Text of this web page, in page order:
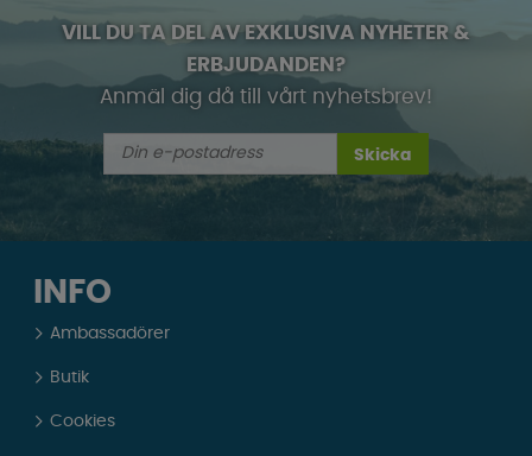
VILL DU TA DEL AV EXKLUSIVA NYHETER &
ERBJUDANDEN?
Anmäl dig då till vårt nyhetsbrev!
Skicka
INFO
Ambassadörer
Butik
Cookies